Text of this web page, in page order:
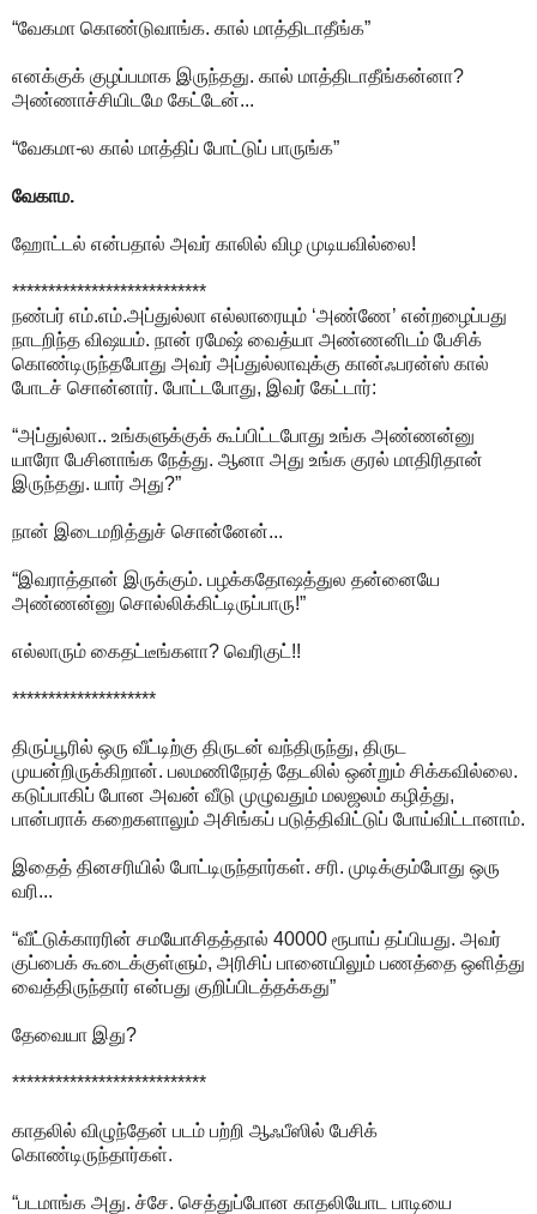
“வேகமா கொண்டுவாங்க. கால் மாத்திடாதீங்க”
எனக்குக் குழப்பமாக இருந்தது. கால் மாத்திடாதீங்கன்னா?
அண்ணாச்சியிடமே கேட்டேன்...
“வேகமா-ல கால் மாத்திப் போட்டுப் பாருங்க”
வேகாம.
ஹோட்டல் என்பதால் அவர் காலில் விழ முடியவில்லை!
***************************
நண்பர் எம்.எம்.அப்துல்லா எல்லாரையும் ‘அண்ணே’ என்றழைப்பது
நாடறிந்த விஷயம். நான் ரமேஷ் வைத்யா அண்ணனிடம் பேசிக்
கொண்டிருந்தபோது அவர் அப்துல்லாவுக்கு கான்ஃபரன்ஸ் கால்
போடச் சொன்னார். போட்டபோது, இவர் கேட்டார்:
“அப்துல்லா.. உங்களுக்குக் கூப்பிட்டபோது உங்க அண்ணன்னு
யாரோ பேசினாங்க நேத்து. ஆனா அது உங்க குரல் மாதிரிதான்
இருந்தது. யார் அது?”
நான் இடைமறித்துச் சொன்னேன்...
“இவராத்தான் இருக்கும். பழக்கதோஷத்துல தன்னையே
அண்ணன்னு சொல்லிக்கிட்டிருப்பாரு!”
எல்லாரும் கைதட்டீங்களா? வெரிகுட்!!
********************
திருப்பூரில் ஒரு வீட்டிற்கு திருடன் வந்திருந்து, திருட
முயன்றிருக்கிறான். பலமணிநேரத் தேடலில் ஒன்றும் சிக்கவில்லை.
கடுப்பாகிப் போன அவன் வீடு முழுவதும் மலஜலம் கழித்து,
பான்பராக் கறைகளாலும் அசிங்கப் படுத்திவிட்டுப் போய்விட்டானாம்.
இதைத் தினசரியில் போட்டிருந்தார்கள். சரி. முடிக்கும்போது ஒரு
வரி...
“வீட்டுக்காரரின் சமயோசிதத்தால் 40000 ரூபாய் தப்பியது. அவர்
குப்பைக் கூடைக்குள்ளும், அரிசிப் பானையிலும் பணத்தை ஒளித்து
வைத்திருந்தார் என்பது குறிப்பிடத்தக்கது”
தேவையா இது?
***************************
காதலில் விழுந்தேன் படம் பற்றி ஆஃபீஸில் பேசிக்
கொண்டிருந்தார்கள்.
“படமாங்க அது. ச்சே. செத்துப்போன காதலியோட பாடியை